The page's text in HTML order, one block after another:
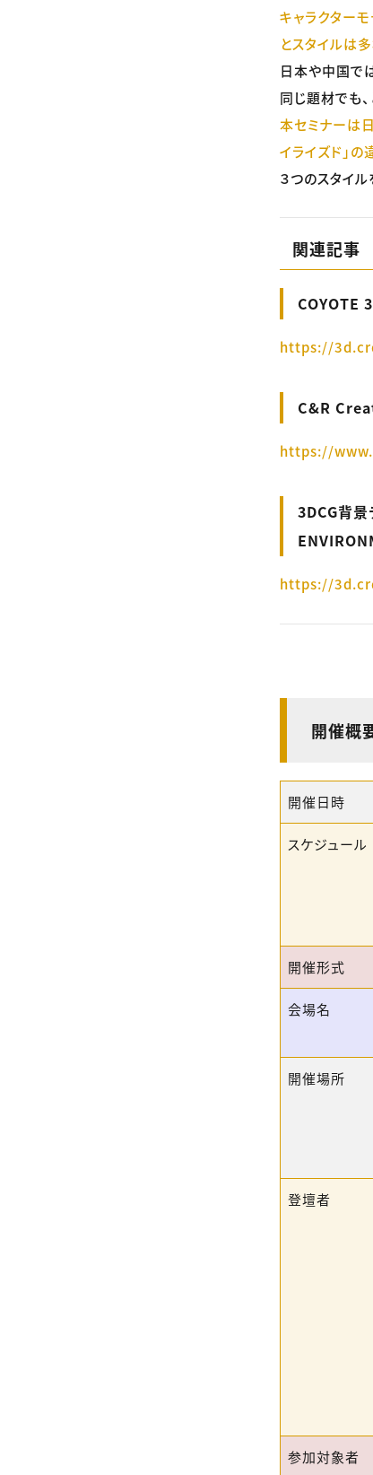
キャラクター
とスタイルは
日本や中国で
同じ題材でも
本セミナーは
イライズド」
３つのスタイ
関連記事
COYOTE
https://
C&R
https://
3DCG背景
https://
開催概
開催日時
スケジュール
開催形式
会場名
開催場所
登壇者
参加対象者